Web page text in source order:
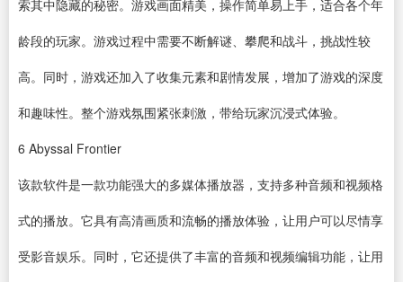
索其中隐藏的秘密。游戏画面精美，操作简单易上手，适合各个年
龄段的玩家。游戏过程中需要不断解谜、攀爬和战斗，挑战性较
高。同时，游戏还加入了收集元素和剧情发展，增加了游戏的深度
和趣味性。整个游戏氛围紧张刺激，带给玩家沉浸式体验。
6 Abyssal Frontier
该款软件是一款功能强大的多媒体播放器，支持多种音频和视频格
式的播放。它具有高清画质和流畅的播放体验，让用户可以尽情享
受影音娱乐。同时，它还提供了丰富的音频和视频编辑功能，让用